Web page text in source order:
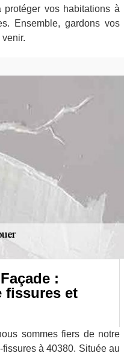
protéger vos habitations à
Ensemble, gardons vos
:
fissures et
sommes fiers de notre
à 40380. Située au